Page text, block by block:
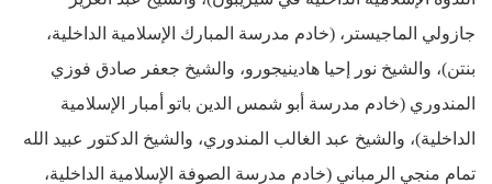
جازولي الماجيستر، (خادم مدرسة المبارك الإسلامية الداخلية،
بنتن)، والشيخ نور إحيا هادينيجورو، والشيخ جعفر صادق فوزي
المندوري (خادم مدرسة أبو شمس الدين باتو أمبار الإسلامية
الداخلية)، والشيخ عبد الغالب المندوري، والشيخ الدكتور عبيد الله
تمام منجي الرمباني (خادم مدرسة الصوفة الإسلامية الداخلية،